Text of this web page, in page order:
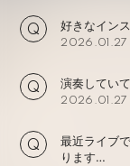
好きなイン
2026.01.27
演奏してい
2026.01.27
最近ライブ
ります…